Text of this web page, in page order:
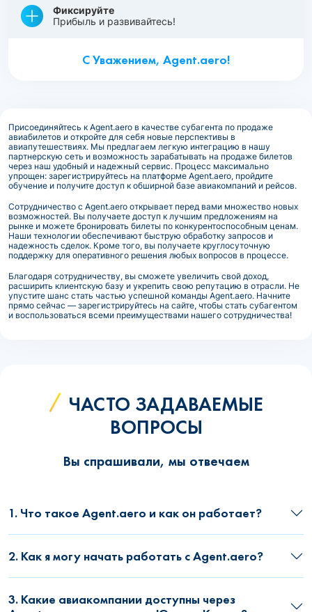
Фиксируйте
Прибыль и развивайтесь!
С Уважением, Agent.aero!
Присоединяйтесь к Agent.aero в качестве субагента по продаже
авиабилетов и откройте для себя новые перспективы в
авиапутешествиях. Мы предлагаем легкую интеграцию в нашу
партнерскую сеть и возможность зарабатывать на продаже билетов
через наш удобный и надежный сервис. Процесс максимально
упрощен: зарегистрируйтесь на платформе Agent.aero, пройдите
обучение и получите доступ к обширной базе авиакомпаний и рейсов.
Сотрудничество с Agent.aero открывает перед вами множество новых
возможностей. Вы получаете доступ к лучшим предложениям на
рынке и можете бронировать билеты по конкурентоспособным ценам.
Наши технологии обеспечивают быструю обработку запросов и
надежность сделок. Кроме того, вы получаете круглосуточную
поддержку для оперативного решения любых вопросов в процессе.
Благодаря сотрудничеству, вы сможете увеличить свой доход,
расширить клиентскую базу и укрепить свою репутацию в отрасли. Не
упустите шанс стать частью успешной команды Agent.aero. Начните
прямо сейчас — зарегистрируйтесь на сайте, чтобы стать субагентом
и воспользоваться всеми преимуществами нашего сотрудничества!
ЧАСТО ЗАДАВАЕМЫЕ
ВОПРОСЫ
Вы спрашивали, мы отвечаем
1. Что такое Agent.aero и как он работает?
2. Как я могу начать работать с Agent.aero?
3. Какие авиакомпании доступны через